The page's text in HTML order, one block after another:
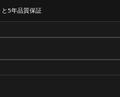
5年品質保証